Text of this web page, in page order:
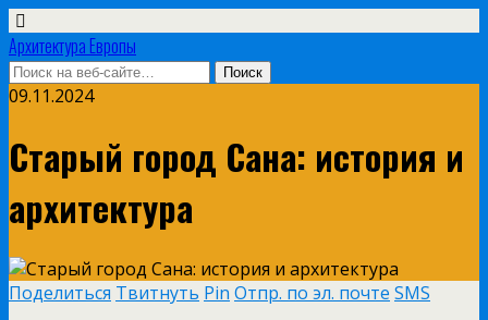
Архитектура Европы
09.11.2024
Старый город Сана: история и
архитектура
Поделиться Твитнуть Pin Отпр. по эл. почте SMS